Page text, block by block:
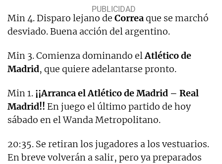
Min 4. Disparo lejano de Correaque se marchó
desviado. Buena acción del argentino.
Min 3. Comienza dominando elAtlético de
Madrid, que quiere adelantarse pronto.
Min 1. ¡¡Arranca el Atlético de Madrid – Real
Madrid!! En juego el último partido de hoy
sábado en el Wanda Metropolitano.
20:35. Se retiran los jugadores a los vestuarios.
En breve volverán a salir, pero ya preparados